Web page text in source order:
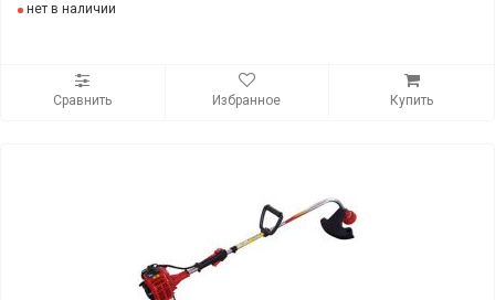
нет в наличии
Сравнить Избранное Купить